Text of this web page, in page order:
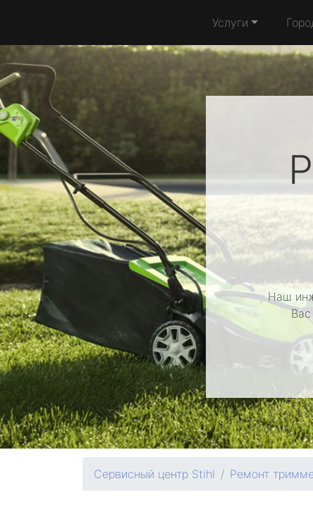
Услуги
Наш
Сервисный центр Stihl Ремонт